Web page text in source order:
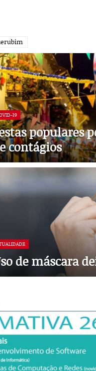
19
populares
contágios
de máscara